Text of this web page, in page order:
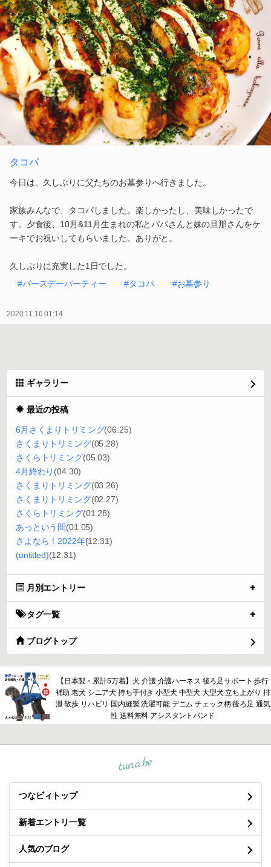
タコパ
今日は、久しぶりに父たちのお墓参りへ行きました。
家族みんなで、タコパしました。楽しかったし、美味しかったで
す。夕食後、10月&11月生まれの私とパパさんと妹の旦那さんをケ
ーキでお祝いしてもらいました。ありがと。
久しぶりに充実した1日でした。
#バースデーパーティー
#タコパ #お墓参り
2020.11.16 01:14
ギャラリー
最近の投稿
6月さくまりトリミング(06.25)
さくまりトリミング(05.28)
さくらトリミング(05.03)
4月終わり (04.30)
さくまりトリミング(03.26)
さくまりトリミング(02.27)
さくらトリミング(01.28)
あっという間(01.05)
さよなら！2022年(12.31)
(untitled)(12.31)
月別エントリー
タグ一覧
ブログトップ
【日本製・累計5万着】犬 介護 介護ハーネス 後ろ足サポート 歩行
補助 老犬 シニア犬 持ち手付き 小型犬 中型犬 大型犬 立ち上がり 排
泄 散歩 リハビリ 国内縫製 洗濯可能 デニム チェック柄 後ろ足 通気
性 送料無料 アシスタントバンド
tuna.be
つなビィトップ
新着エントリ一覧
人気のブログ